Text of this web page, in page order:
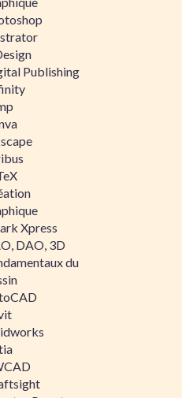
Publishing
Xpress
DAO, 3D
du